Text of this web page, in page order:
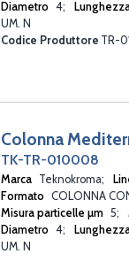
Diametro 4
UM. N
Codice Produttore TR-
Colonna
TK-TR-010008
Marca Teknokroma
Formato COLONNA
Misura particelle µm 5
Diametro 4
UM. N